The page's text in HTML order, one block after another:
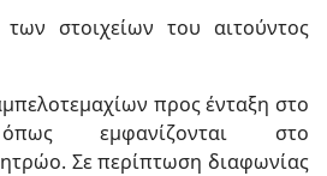
στοιχείων του αιτούντος
προς ένταξη στο
εμφανίζονται στο
Σε περίπτωση διαφωνίας